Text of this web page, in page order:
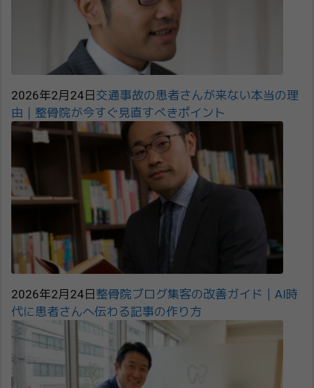
2026年2月24日 交通事故の患者さんが来ない本当の理
由｜整骨院が今すぐ見直すべきポイント
2026年2月24日 整骨院ブログ集客の改善ガイド｜AI時
代に患者さんへ伝わる記事の作り方